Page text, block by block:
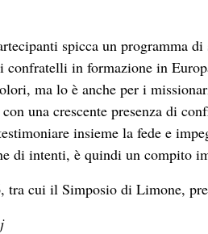
spicca un programma
confratelli in formazione in
ma lo è anche per i
una crescente presenza di
insieme la fede e
di intenti, è quindi un compito
tra cui il Simposio di Limone,